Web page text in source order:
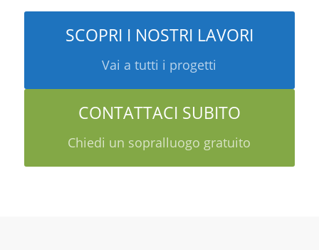
SCOPRI I NOSTRI LAVORI
Vai a tutti i progetti
CONTATTACI SUBITO
Chiedi un sopralluogo gratuito